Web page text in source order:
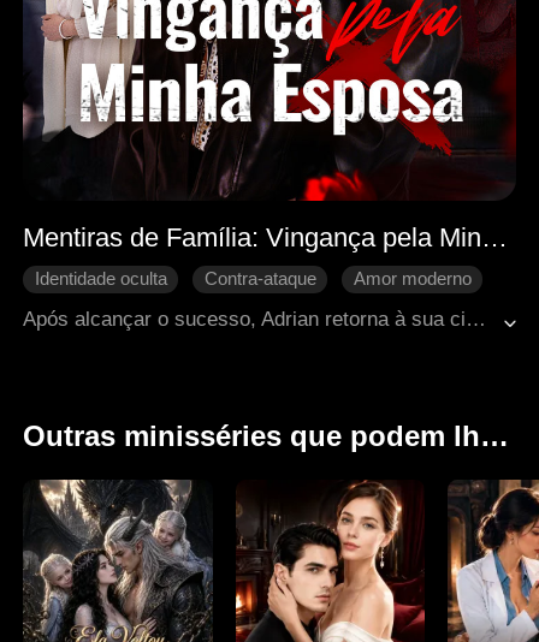
Mentiras de Família: Vingança pela Minha Esposa
Identidade oculta Contra-ataque
Amor moderno
Amor familiar
Após alcançar o sucesso, Adrian retorna à sua cidade natal para retribuir à tia Thea e ao tio Ryan por cuidarem de sua esposa, Brielle. Porém, ele descobre que Brielle vinha sendo abusada e quase foi vendida. Enquanto busca justiça, Adrian também revela segredos sombrios sobre sua própria origem.
Outras minisséries que podem lhe interessar: